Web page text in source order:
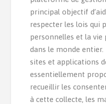
principal objectif
respecter les lois qui
personnelles et la vie
dans le monde
sites et applications
essentiellement
recueillir les
à cette collecte, les